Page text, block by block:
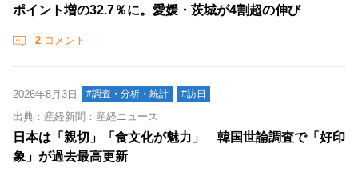
ポイント増の32.7％に。愛媛・茨城が4割超の伸び
2 コメント
2026年8月3日 #調査・分析・統計 #訪日
出典：産経新聞：産経ニュース
日本は「親切」「食文化が魅力」 韓国世論調査で「好印
象」が過去最高更新